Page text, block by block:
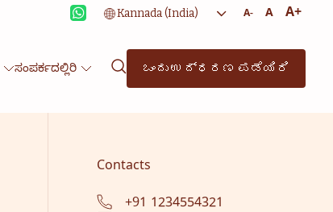
A- A A+
ಸಂಪರ್ಕದಲ್ಲಿರಿ ಒಂದು ಉದ್ಧರಣ ಪಡೆಯಿರಿ
Contacts
+91 1234554321